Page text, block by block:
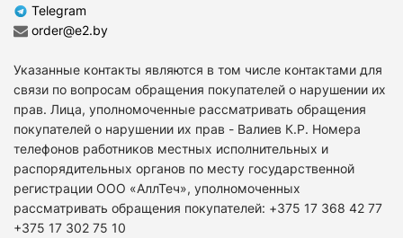
Telegram
order@e2.by
Указанные контакты являются в том числе контактами для
связи по вопросам обращения покупателей о нарушении их
прав. Лица, уполномоченные рассматривать обращения
покупателей о нарушении их прав - Валиев К.Р. Номера
телефонов работников местных исполнительных и
распорядительных органов по месту государственной
регистрации ООО «АллТеч», уполномоченных
рассматривать обращения покупателей: +375 17 368 42 77
+375 17 302 75 10